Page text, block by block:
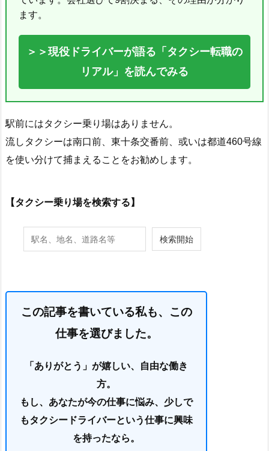
ます。
＞＞現役ドライバーが語る「タクシー転職の
リアル」を読んでみる
駅前にはタクシー乗り場はありません。
流しタクシーは南口前、東十条交番前、或いは都道460号線
を使い分けて捕まえることをお勧めします。
【タクシー乗り場を検索する】
この記事を書いている私も、この
仕事を選びました。
「ありがとう」が嬉しい、自由な働き
方。
もし、あなたが今の仕事に悩み、少しで
もタクシードライバーという仕事に興味
を持ったなら。